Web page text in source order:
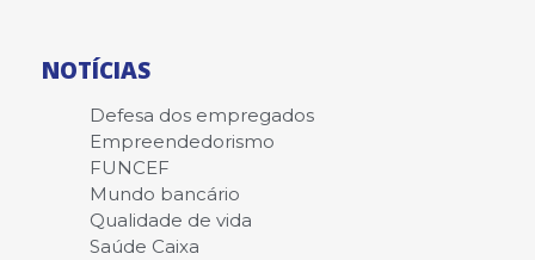
NOTÍCIAS
Defesa dos empregados
Empreendedorismo
FUNCEF
Mundo bancário
Qualidade de vida
Saúde Caixa